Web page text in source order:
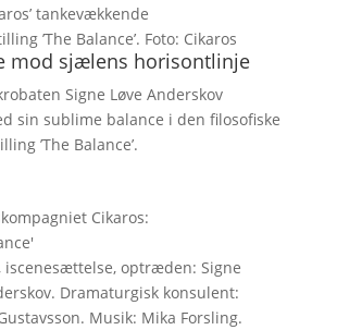
tankevækkende
’The Balance’. Foto: Cikaros
mod sjælens horisontlinje
Signe Løve Anderskov
sin sublime balance i den filosofiske
’The Balance’.
Cikaros:
iscenesættelse, optræden: Signe
Dramaturgisk konsulent:
Musik: Mika Forsling.